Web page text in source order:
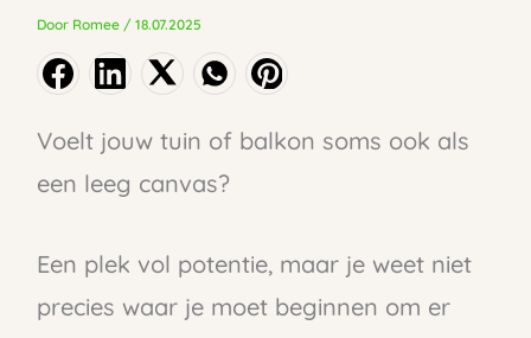
Door Romee / 18.07.2025
Voelt jouw tuin of balkon soms ook als
een leeg canvas?
Een plek vol potentie, maar je weet niet
precies waar je moet beginnen om er